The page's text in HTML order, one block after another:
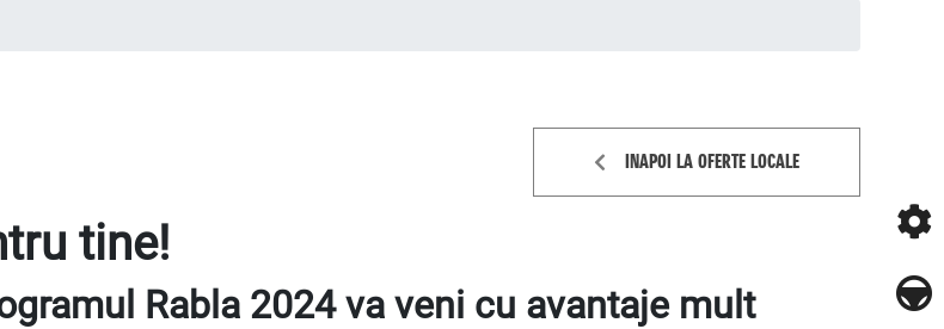
INAPOI LA OFERTE LOCALE
tine!
Rabla 2024 va veni cu avantaje mult